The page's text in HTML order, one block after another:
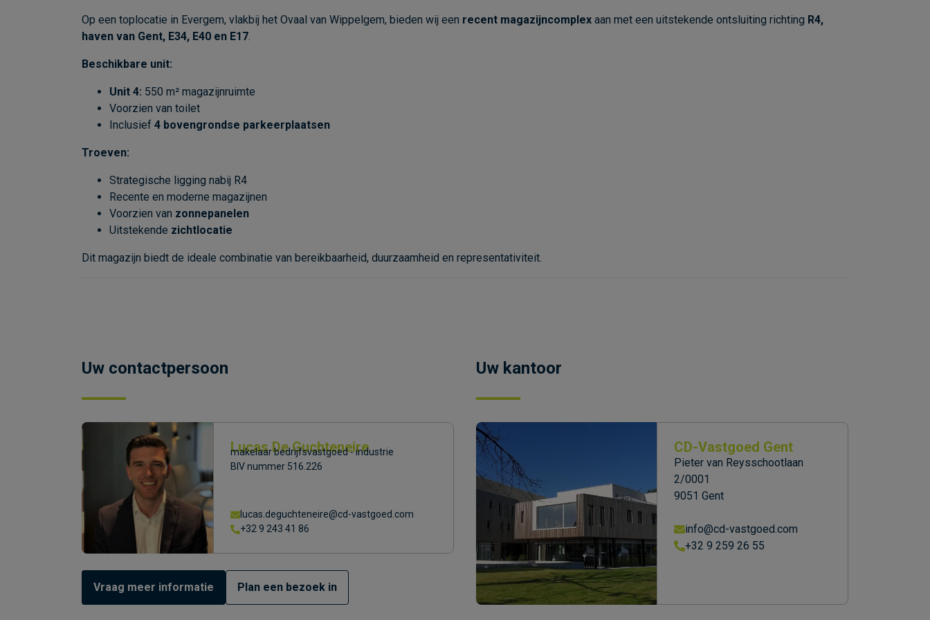
Op een toplocatie in Evergem, vlakbij het Ovaal van Wippelgem, bieden wij een recent magazijncomplex aan met een uitstekende ontsluiting richting R4,
haven van Gent, E34, E40 en E17.
Beschikbare unit:
Unit 4: 550 m² magazijnruimte
Voorzien van toilet
Inclusief 4 bovengrondse parkeerplaatsen
Troeven:
Strategische ligging nabij R4
Recente en moderne magazijnen
Voorzien van zonnepanelen
Uitstekende zichtlocatie
Dit magazijn biedt de ideale combinatie van bereikbaarheid, duurzaamheid en representativiteit.
Uw contactpersoon
Lucas De Guchteneire
makelaar bedrijfsvastgoed - industrie
BIV nummer 516.226
lucas.deguchteneire@cd-vastgoed.com
+32 9 243 41 86
Vraag meer informatie Plan een bezoek in
Uw kantoor
CD-Vastgoed Gent
Pieter van Reysschootlaan
2/0001
9051 Gent
info@cd-vastgoed.com
+32 9 259 26 55